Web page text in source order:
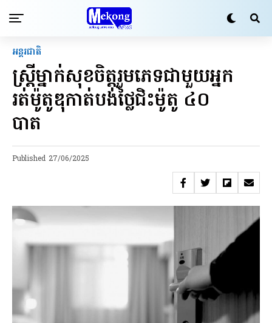
អន្តរជាតិ
ស្ត្រី​ម្នាក់សុខចិត្តរួមភេទ​ជាមួយអ្នក​
រត់ម៉ូតូឌុកាត់បង់ថ្លៃ​ជិះម៉ូតូ ៤០​
បាត​
Published 27/06/2025